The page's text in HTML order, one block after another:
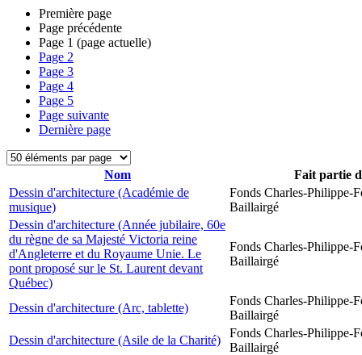
Première page
Page précédente
Page 1 (page actuelle)
Page 2
Page 3
Page 4
Page 5
Page suivante
Dernière page
Nom
Fait partie
Dessin d'architecture (Académie de
musique)
Fonds Charles-Philippe-
Baillairgé
Dessin d'architecture (Année jubilaire, 60e
du règne de sa Majesté Victoria reine
d'Angleterre et du Royaume Unie. Le
pont proposé sur le St. Laurent devant
Québec)
Fonds Charles-Philippe-
Baillairgé
Dessin d'architecture (Arc, tablette)
Fonds Charles-Philippe-
Baillairgé
Dessin d'architecture (Asile de la Charité)
Fonds Charles-Philippe-
Baillairgé